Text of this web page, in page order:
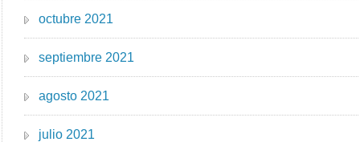
octubre 2021
septiembre 2021
agosto 2021
julio 2021